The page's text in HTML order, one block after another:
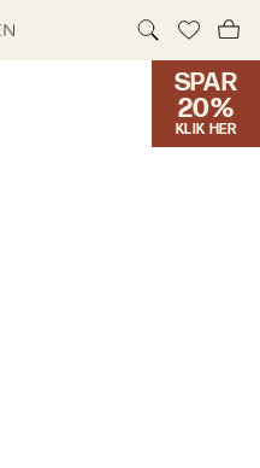
SPAR
20%
KLIK HER